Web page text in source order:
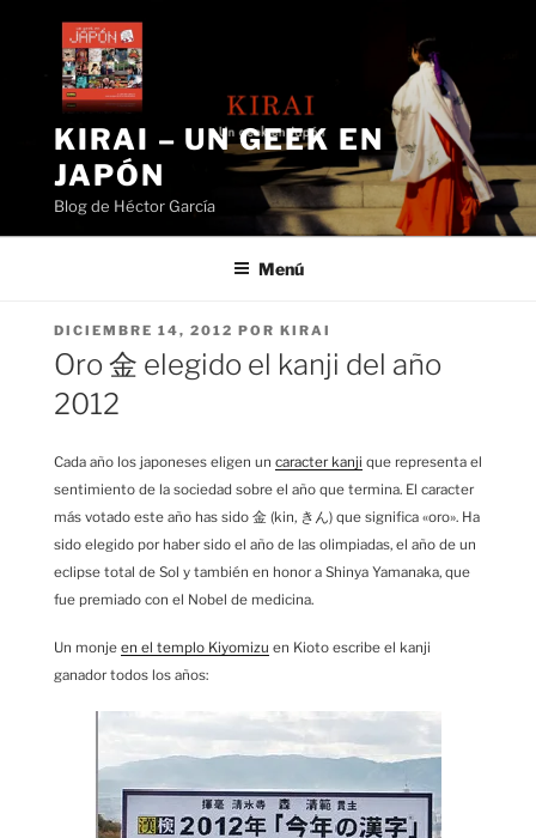
contenido
KIRAI – UN GEEK EN
JAPÓN
Blog de Héctor García
Menú
PUBLICADO
EL
DICIEMBRE 14, 2012 POR KIRAI
Oro 金 elegido el kanji del año
2012
Cada año los japoneses eligen un caracter kanji que representa el
sentimiento de la sociedad sobre el año que termina. El caracter
más votado este año has sido 金 (kin, きん) que significa «oro». Ha
sido elegido por haber sido el año de las olimpiadas, el año de un
eclipse total de Sol y también en honor a Shinya Yamanaka, que
fue premiado con el Nobel de medicina.
Un monje en el templo Kiyomizu en Kioto escribe el kanji
ganador todos los años: